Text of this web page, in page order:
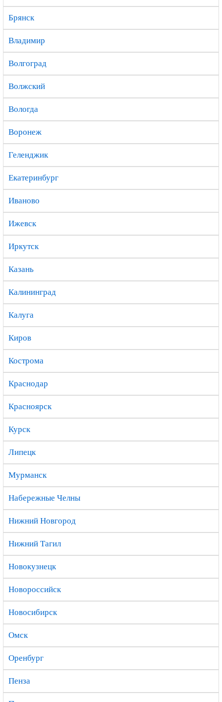
Брянск
Владимир
Волгоград
Волжский
Вологда
Воронеж
Геленджик
Екатеринбург
Иваново
Ижевск
Иркутск
Казань
Калининград
Калуга
Киров
Кострома
Краснодар
Красноярск
Курск
Липецк
Мурманск
Набережные Челны
Нижний Новгород
Нижний Тагил
Новокузнецк
Новороссийск
Новосибирск
Омск
Оренбург
Пенза